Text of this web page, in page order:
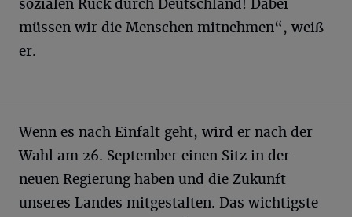
sozialen Ruck durch Deutschland! Dabei
müssen wir die Menschen mitnehmen“, weiß
er.
Wenn es nach Einfalt geht, wird er nach der
Wahl am 26. September einen Sitz in der
neuen Regierung haben und die Zukunft
unseres Landes mitgestalten. Das wichtigste